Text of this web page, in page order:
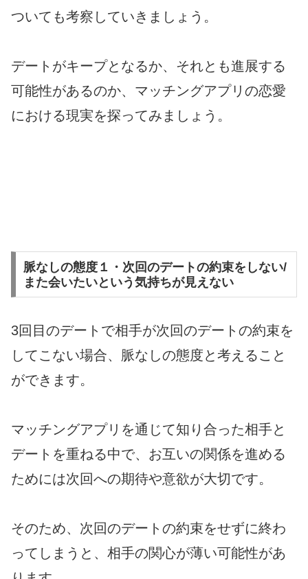
ついても考察していきましょう。
デートがキープとなるか、それとも進展する
可能性があるのか、マッチングアプリの恋愛
における現実を探ってみましょう。
脈なしの態度１・次回のデートの約束をしない/
また会いたいという気持ちが見えない
3回目のデートで相手が次回のデートの約束を
してこない場合、脈なしの態度と考えること
ができます。
マッチングアプリを通じて知り合った相手と
デートを重ねる中で、お互いの関係を進める
ためには次回への期待や意欲が大切です。
そのため、次回のデートの約束をせずに終わ
ってしまうと、相手の関心が薄い可能性があ